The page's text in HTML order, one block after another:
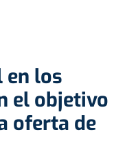
en los
el objetivo
oferta de